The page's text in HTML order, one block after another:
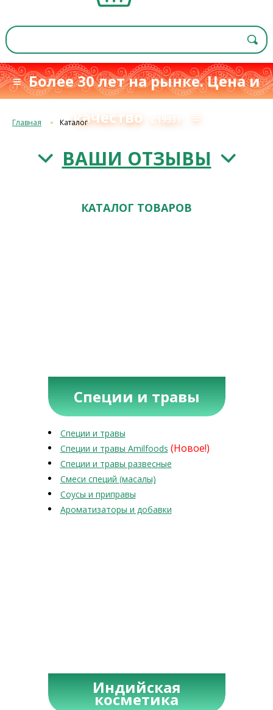
≡ Более 30 лет на рынке. Цена и
качество
с 1993 г. ≡
Главная Каталог
ВАШИ ОТЗЫВЫ
КАТАЛОГ ТОВАРОВ
Специи и травы
Специи и травы
Специи и травы Amilfoods (Новое!)
Специи и травы развесные
Смеси специй (масалы)
Соусы и приправы
Ароматизаторы и добавки
Индийская
косметика